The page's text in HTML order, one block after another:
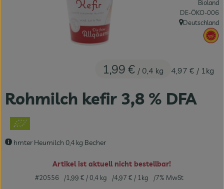
Getränke
Drogerie
Rohmilch kefir 3,8 % DFA
hmter Heumilch 0,4 kg Becher
1,99 € / 0,4 kg 4,97 € / 1kg
Bioland
, Kontrollstelle:
DE-ÖKO-006
, Herkunft:
Deutschland
,
Artikel ist aktuell nicht bestellbar!
#20556 1,99 € / 0,4 kg 4,97 € / 1kg 7% MwSt